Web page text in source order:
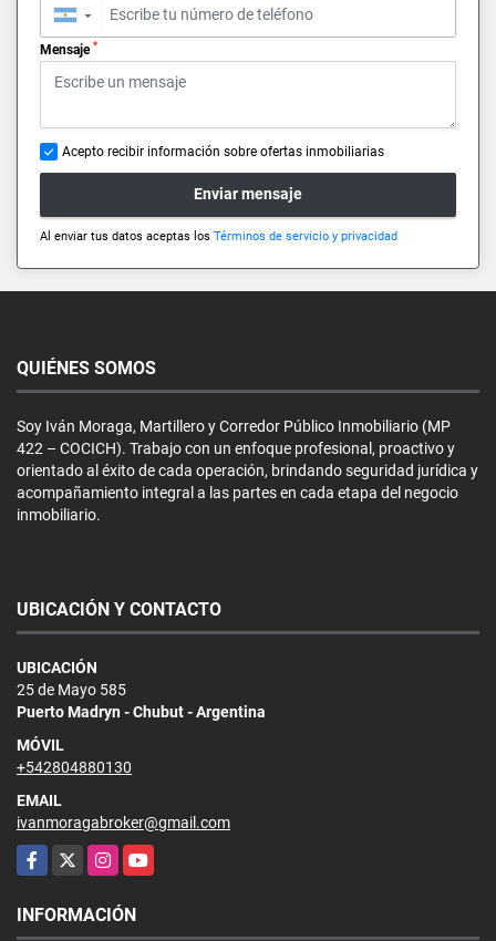
▼
Mensaje *
Acepto recibir información sobre ofertas inmobiliarias
Enviar mensaje
Al enviar tus datos aceptas los Términos de servicio y privacidad
QUIÉNES SOMOS
Soy Iván Moraga, Martillero y Corredor Público Inmobiliario (MP
422 – COCICH). Trabajo con un enfoque profesional, proactivo y
orientado al éxito de cada operación, brindando seguridad jurídica y
acompañamiento integral a las partes en cada etapa del negocio
inmobiliario.
UBICACIÓN Y CONTACTO
UBICACIÓN
25 de Mayo 585
Puerto Madryn - Chubut - Argentina
MÓVIL
+542804880130
EMAIL
ivanmoragabroker@gmail.com
Facebook
X InstagramYouTube
INFORMACIÓN